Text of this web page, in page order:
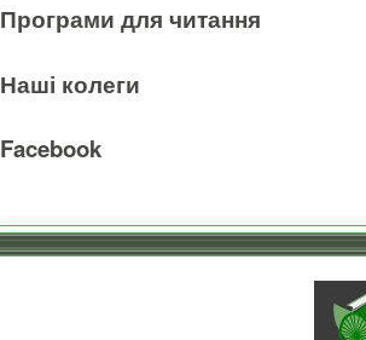
Програми для читання
Наші колеги
Facebook